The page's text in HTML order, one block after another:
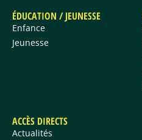
ÉDUCATION / JEUNESSE
Enfance
Jeunesse
ACCÈS DIRECTS
Actualités